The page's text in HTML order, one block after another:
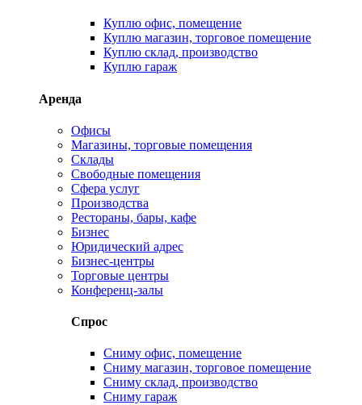
Куплю офис, помещение
Куплю магазин, торговое помещение
Куплю склад, производство
Куплю гараж
Аренда
Офисы
Магазины, торговые помещения
Склады
Свободные помещения
Сфера услуг
Производства
Рестораны, бары, кафе
Бизнес
Юридический адрес
Бизнес-центры
Торговые центры
Конференц-залы
Спрос
Сниму офис, помещение
Сниму магазин, торговое помещение
Сниму склад, производство
Сниму гараж